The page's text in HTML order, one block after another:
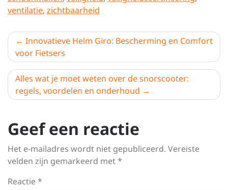
ventilatie, zichtbaarheid
Berichtnavigatie
Innovatieve Helm Giro: Bescherming en Comfort
voor Fietsers
Alles wat je moet weten over de snorscooter:
regels, voordelen en onderhoud
Geef een reactie
Het e-mailadres wordt niet gepubliceerd. Vereiste
velden zijn gemarkeerd met*
Reactie*